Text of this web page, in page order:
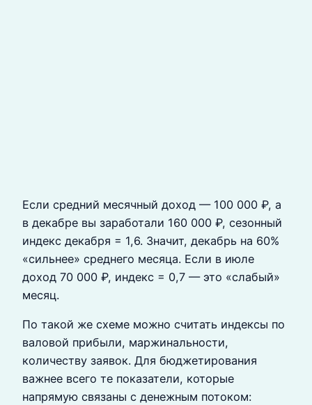
Если средний месячный доход — 100 000 ₽, а
в декабре вы заработали 160 000 ₽, сезонный
индекс декабря = 1,6. Значит, декабрь на 60%
«сильнее» среднего месяца. Если в июле
доход 70 000 ₽, индекс = 0,7 — это «слабый»
месяц.
По такой же схеме можно считать индексы по
валовой прибыли, маржинальности,
количеству заявок. Для бюджетирования
важнее всего те показатели, которые
напрямую связаны с денежным потоком: